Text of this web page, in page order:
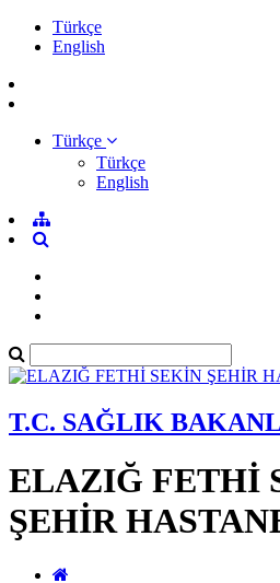
Türkçe
English
Türkçe
Türkçe
English
T.C. SAĞLIK
ELAZIĞ FETHİ
ŞEHİR